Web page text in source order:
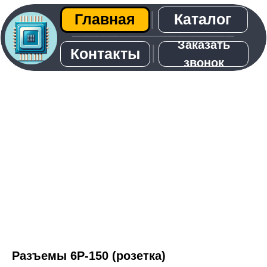
Главная Каталог
Контакты
─────────────────
│
Заказать
звонок
│
Разъемы 6Р-150 (розетка)